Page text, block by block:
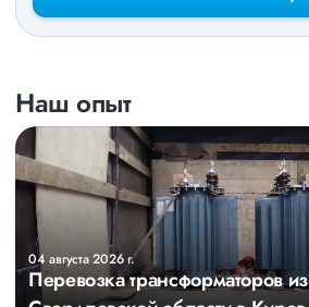
Наш опыт
04 августа 2026 г.
Перевозка трансформаторов из